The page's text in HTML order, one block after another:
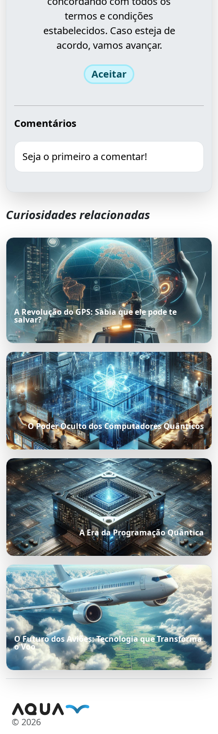
termos e condições
estabelecidos. Caso esteja de
acordo, vamos avançar.
Aceitar
Comentários
Seja o primeiro a comentar!
Curiosidades relacionadas
A Revolução do GPS: Sabia que ele pode te
salvar?
O Poder Oculto dos Computadores Quânticos
A Era da Programação Quântica
O Futuro dos Aviões: Tecnologia que Transforma
o Voo
© 2026